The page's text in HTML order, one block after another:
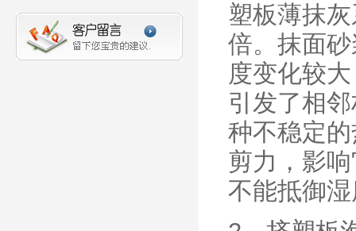
塑板薄抹
倍。抹面
度变化较
引发了相
种不稳定
剪力，影
不能抵御